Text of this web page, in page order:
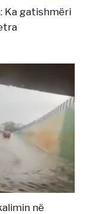
Ka gatishmëri
në